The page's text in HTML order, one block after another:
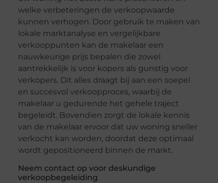
welke verbeteringen de verkoopwaarde
kunnen verhogen. Door gebruik te maken van
lokale marktanalyse en vergelijkbare
verkooppunten kan de makelaar een
nauwkeurige prijs bepalen die zowel
aantrekkelijk is voor kopers als gunstig voor
verkopers. Dit alles draagt bij aan een soepel
en succesvol verkoopproces, waarbij de
makelaar u gedurende het gehele traject
begeleidt. Bovendien zorgt de lokale kennis
van de makelaar ervoor dat uw woning sneller
verkocht kan worden, doordat deze optimaal
wordt gepositioneerd binnen de markt.
Neem contact op voor deskundige
verkoopbegeleiding